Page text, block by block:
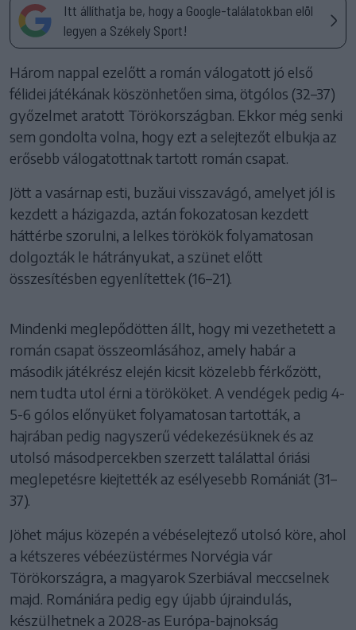
Itt állíthatja be, hogy a Google-találatokban elöl
legyen a Székely Sport!
Három nappal ezelőtt a román válogatott jó első
félidei játékának köszönhetően sima, ötgólos (32–37)
győzelmet aratott Törökországban. Ekkor még senki
sem gondolta volna, hogy ezt a selejtezőt elbukja az
erősebb válogatottnak tartott román csapat.
Jött a vasárnap esti, buzăui visszavágó, amelyet jól is
kezdett a házigazda, aztán fokozatosan kezdett
háttérbe szorulni, a lelkes törökök folyamatosan
dolgozták le hátrányukat, a szünet előtt
összesítésben egyenlítettek (16–21).
Mindenki meglepődötten állt, hogy mi vezethetett a
román csapat összeomlásához, amely habár a
második játékrész elején kicsit közelebb férkőzött,
nem tudta utol érni a törököket. A vendégek pedig 4-
5-6 gólos előnyüket folyamatosan tartották, a
hajrában pedig nagyszerű védekezésüknek és az
utolsó másodpercekben szerzett találattal óriási
meglepetésre kiejtették az esélyesebb Romániát (31–
37).
Jöhet május közepén a vébéselejtező utolsó köre, ahol
a kétszeres vébéezüstérmes Norvégia vár
Törökországra, a magyarok Szerbiával meccselnek
majd. Romániára pedig egy újabb újraindulás,
készülhetnek a 2028-as Európa-bajnokság